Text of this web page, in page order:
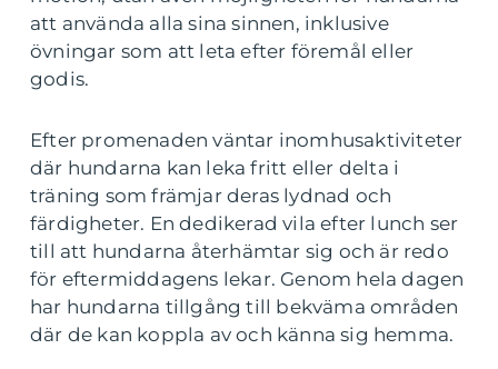
att använda alla sina sinnen, inklusive
övningar som att leta efter föremål eller
godis.
Efter promenaden väntar inomhusaktiviteter
där hundarna kan leka fritt eller delta i
träning som främjar deras lydnad och
färdigheter. En dedikerad vila efter lunch ser
till att hundarna återhämtar sig och är redo
för eftermiddagens lekar. Genom hela dagen
har hundarna tillgång till bekväma områden
där de kan koppla av och känna sig hemma.